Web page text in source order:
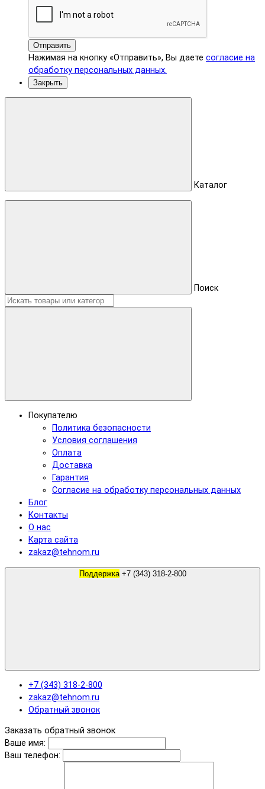
Отправить
Нажимая на кнопку «Отправить», Вы даете согласие на
обработку персональных данных.
Закрыть
Каталог
Поиск
Покупателю
Политика безопасности
Условия соглашения
Оплата
Доставка
Гарантия
Согласие на обработку персональных данных
Блог
Контакты
О нас
Карта сайта
zakaz@tehnom.ru
Поддержка +7 (343) 318-2-800
+7 (343) 318-2-800
zakaz@tehnom.ru
Обратный звонок
Заказать обратный звонок
Ваше имя:
Ваш телефон: